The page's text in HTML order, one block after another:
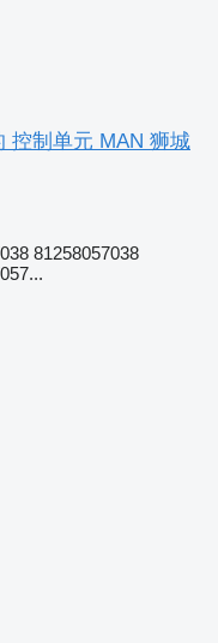
控制单元 MAN 狮城
81258057038